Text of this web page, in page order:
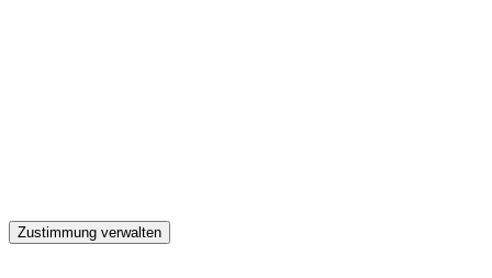
Zustimmung verwalten